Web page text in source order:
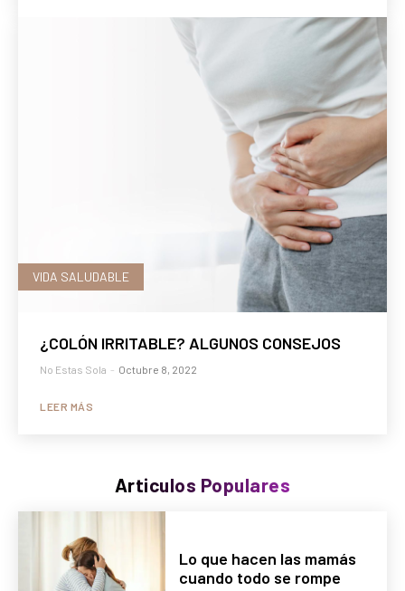
VIDA SALUDABLE
¿COLÓN IRRITABLE? ALGUNOS CONSEJOS
No Estas Sola - Octubre 8, 2022
LEER MÁS
Articulos Populares
Lo que hacen las mamás
cuando todo se rompe